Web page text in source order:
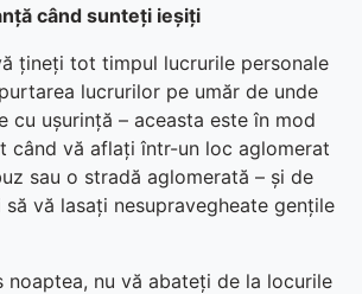
când sunteți ieșiți
țineți tot timpul lucrurile personale
lucrurilor pe umăr de unde
cu ușurință – aceasta este în mod
când vă aflați într-un loc aglomerat
sau o stradă aglomerată – și de
vă lasați nesupravegheate gențile
noaptea, nu vă abateți de la locurile